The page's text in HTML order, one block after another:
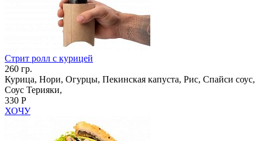
Стрит ролл с курицей
260 гр.
Курица, Нори, Огурцы, Пекинская капуста, Рис, Спайси соус,
Соус Терияки,
330 Р
ХОЧУ